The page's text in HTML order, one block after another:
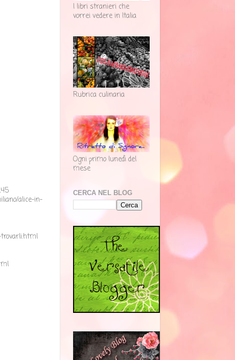
alice-in-
I libri stranieri che
vorrei vedere in Italia
Rubrica culinaria
Ogni primo lunedì del
mese
CERCA NEL BLOG